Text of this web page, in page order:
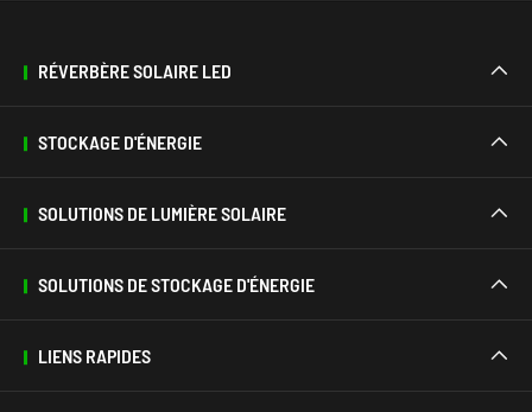
RÉVERBÈRE SOLAIRE LED 
STOCKAGE D'ÉNERGIE 
SOLUTIONS DE LUMIÈRE SOLAIRE 
SOLUTIONS DE STOCKAGE D'ÉNERGIE 
LIENS RAPIDES 